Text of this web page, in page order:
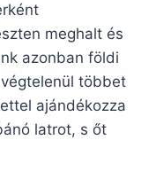
meghalt és
azonban földi
többet
ajándékozza
latrot, s őt